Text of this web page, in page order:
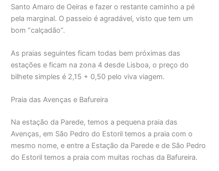
Santo Amaro de Oeiras e fazer o restante caminho a pé
pela marginal. O passeio é agradável, visto que tem um
bom “calçadão”.
As praias seguintes ficam todas bem próximas das
estações e ficam na zona 4 desde Lisboa, o preço do
bilhete simples é 2,15 + 0,50 pelo viva viagem.
Praia das Avenças e Bafureira
Na estação da Parede, temos a pequena praia das
Avenças, em São Pedro do Estoril temos a praia com o
mesmo nome, e entre a Estação da Parede e de São Pedro
do Estoril temos a praia com muitas rochas da Bafureira.